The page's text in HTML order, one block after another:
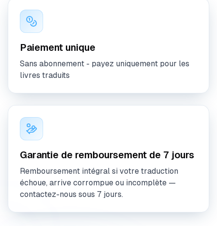
Paiement unique
Sans abonnement - payez uniquement pour les
livres traduits
Garantie de remboursement de 7 jours
Remboursement intégral si votre traduction
échoue, arrive corrompue ou incomplète —
contactez-nous sous 7 jours.